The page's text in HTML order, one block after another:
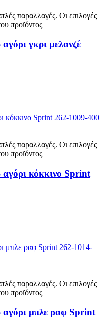
παραλλαγές. Οι επιλογές
προϊόντος
γκρι μελανζέ
παραλλαγές. Οι επιλογές
προϊόντος
κόκκινο Sprint
παραλλαγές. Οι επιλογές
προϊόντος
αγόρι μπλε ραφ Sprint